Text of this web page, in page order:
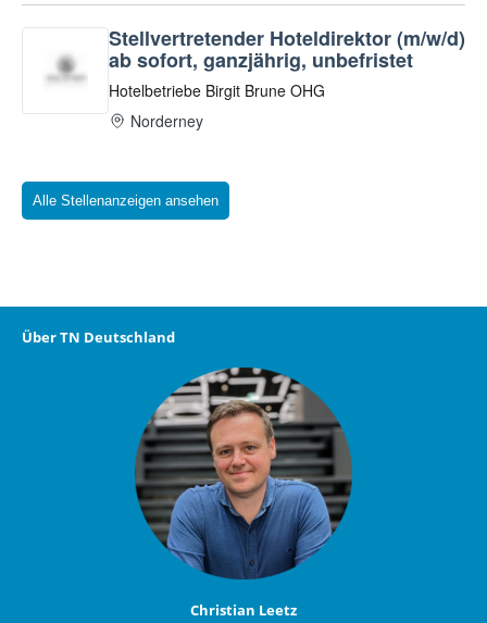
Alle Stellenanzeigen ansehen
Über TN Deutschland
Christian Leetz